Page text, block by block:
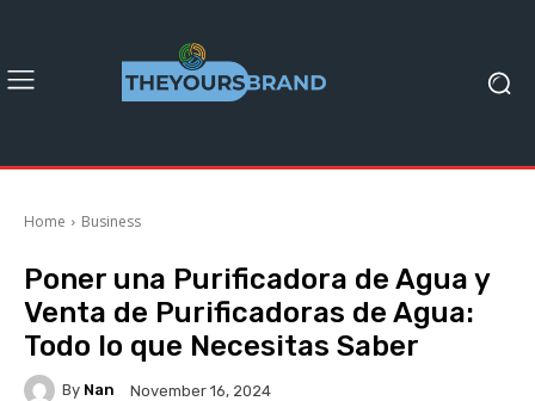
Home Business
Poner una Purificadora de Agua y
Venta de Purificadoras de Agua:
Todo lo que Necesitas Saber
By Nan November 16, 2024